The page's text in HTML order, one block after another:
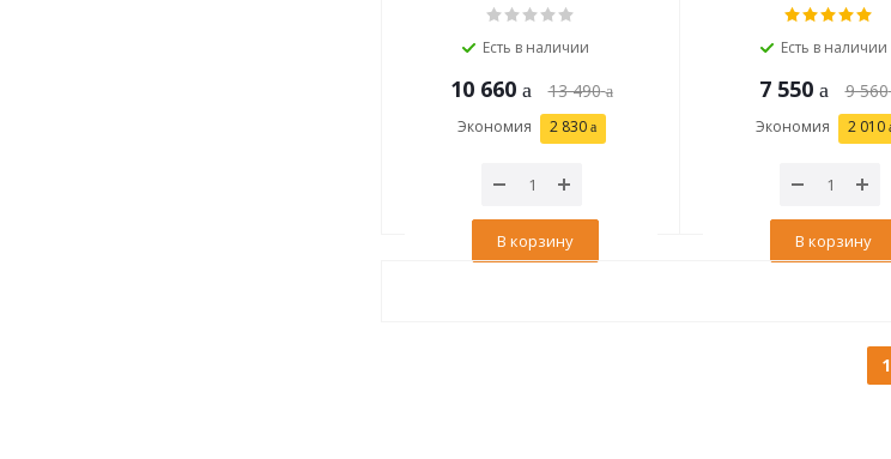
Есть в наличии
10 660 13 490
Экономия 2 830
В корзину
Есть в наличии
7 550 9 560
Экономия 2 010
В корзину
1